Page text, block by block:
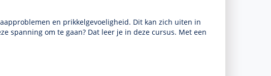
en prikkelgevoeligheid. Dit kan zich uiten in
spanning om te gaan? Dat leer je in deze cursus. Met een